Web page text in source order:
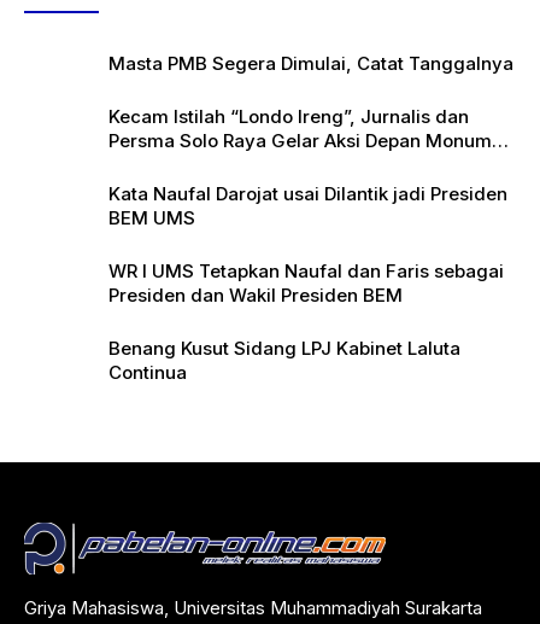
Masta PMB Segera Dimulai, Catat Tanggalnya
Kecam Istilah “Londo Ireng”, Jurnalis dan
Persma Solo Raya Gelar Aksi Depan Monumen
Kata Naufal Darojat usai Dilantik jadi Presiden
BEM UMS
WR I UMS Tetapkan Naufal dan Faris sebagai
Presiden dan Wakil Presiden BEM
Benang Kusut Sidang LPJ Kabinet Laluta
Continua
Griya Mahasiswa, Universitas Muhammadiyah Surakarta